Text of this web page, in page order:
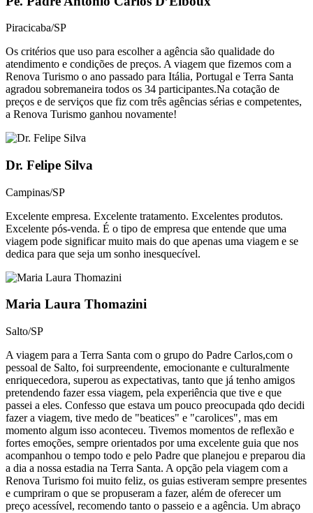
Piracicaba/SP
Os critérios que uso para escolher a agência são qualidade do
atendimento e condições de preços. A viagem que fizemos com a
Renova Turismo o ano passado para Itália, Portugal e Terra Santa
agradou sobremaneira todos os 34 participantes.Na cotação de
preços e de serviços que fiz com três agências sérias e competentes,
a Renova Turismo ganhou novamente!
Dr. Felipe Silva
Campinas/SP
Excelente empresa. Excelente tratamento. Excelentes produtos.
Excelente pós-venda. É o tipo de empresa que entende que uma
viagem pode significar muito mais do que apenas uma viagem e se
dedica para que seja um sonho inesquecível.​
Maria Laura Thomazini
Salto/SP
A viagem para a Terra Santa com o grupo do Padre Carlos,com o
pessoal de Salto, foi surpreendente, emocionante e culturalmente
enriquecedora, superou as expectativas, tanto que já tenho amigos
pretendendo fazer essa viagem, pela experiência que tive e que
passei a eles. Confesso que estava um pouco preocupada qdo decidi
fazer a viagem, tive medo de "beatices" e "carolices", mas em
momento algum isso aconteceu. Tivemos momentos de reflexão e
fortes emoções, sempre orientados por uma excelente guia que nos
acompanhou o tempo todo e pelo Padre que planejou e preparou dia
a dia a nossa estadia na Terra Santa. A opção pela viagem com a
Renova Turismo foi muito feliz, os guias estiveram sempre presentes
e cumpriram o que se propuseram a fazer, além de oferecer um
preço acessível, recomendo tanto o passeio e a agência. Um abraço